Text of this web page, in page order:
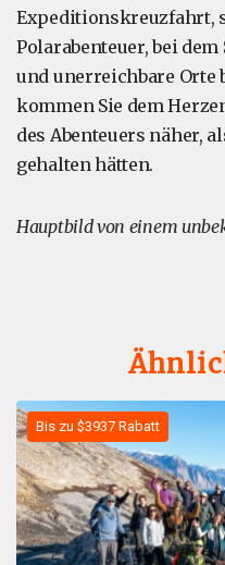
Expeditionskreuzfahrt,
Polarabenteuer, bei
und unerreichbare Orte
kommen Sie dem
des Abenteuers näher,
gehalten hätten.
Hauptbild von einem
Bis zu $3937 Rabatt